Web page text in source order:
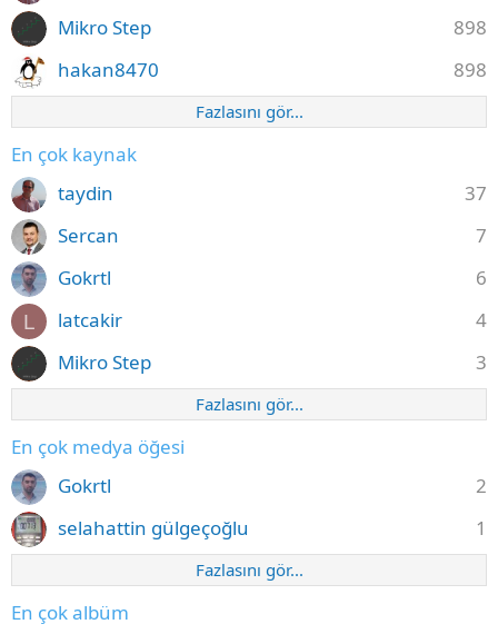
898
Mikro Step
898
hakan8470
Fazlasını gör...
En çok kaynak
37
taydin
7
Sercan
6
Gokrtl
L 4
latcakir
3
Mikro Step
Fazlasını gör...
En çok medya öğesi
2
Gokrtl
1
selahattin gülgeçoğlu
Fazlasını gör...
En çok albüm